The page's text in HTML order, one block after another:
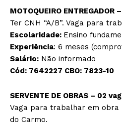
MOTOQUEIRO ENTREGADOR
Ter CNH “A/B”. Vaga para
Escolaridade: Ensino
Experiência: 6 meses
Salário: Não informado
Cód: 7642227 CBO: 7823-10
SERVENTE DE OBRAS – 02
Vaga para trabalhar em obra
do Carmo.